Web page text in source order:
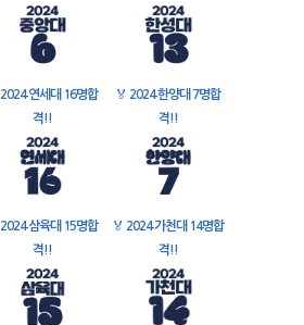
2024 연세대 16명합
격!!
🏅 2024 한양대 7명합
격!!
2024 삼육대 15명합
격!!
🏅 2024 가천대 14명합
격!!